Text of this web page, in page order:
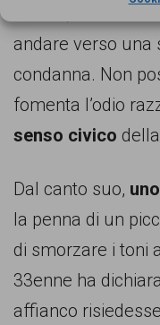
andare verso una
condanna. Non
fomenta l’odio
senso civico
Dal canto suo,
la penna di un
di smorzare i toni
33enne ha
affianco